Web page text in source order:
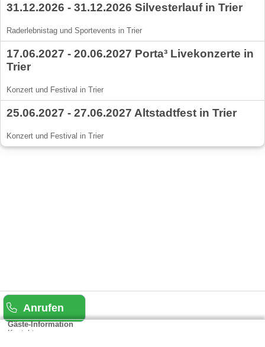
31.12.2026 - 31.12.2026 Silvesterlauf in Trier
Raderlebnistag und Sportevents in Trier
17.06.2027 - 20.06.2027 Porta³ Livekonzerte in
Trier
Konzert und Festival in Trier
25.06.2027 - 27.06.2027 Altstadtfest in Trier
Konzert und Festival in Trier
Anrufen
Gäste-Information
Kontakt